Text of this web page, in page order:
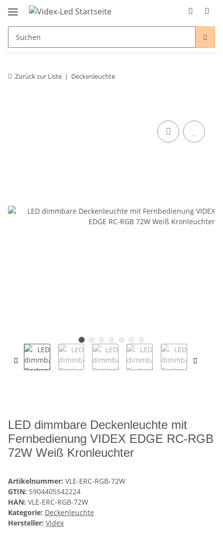
Zurück zur Liste Deckenleuchte
LED dimmbare Deckenleuchte mit
Fernbedienung VIDEX EDGE RC-RGB
72W Weiß Kronleuchter
Artikelnummer: VLE-ERC-RGB-72W
GTIN: 5904405542224
HAN: VLE-ERC-RGB-72W
Kategorie: Deckenleuchte
Hersteller: Videx